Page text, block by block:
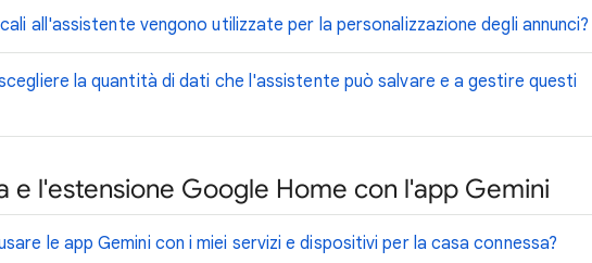
all'assistente vengono utilizzate per la personalizzazione degli annunci?
la quantità di dati che l'assistente può salvare e a gestire questi
e l'estensione Google Home con l'app Gemini
le app Gemini con i miei servizi e dispositivi per la casa connessa?